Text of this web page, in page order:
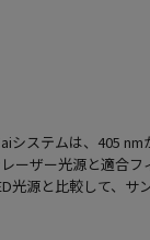
システムは、405 nm
ーザー光源と適合フ
光源と比較して、サ